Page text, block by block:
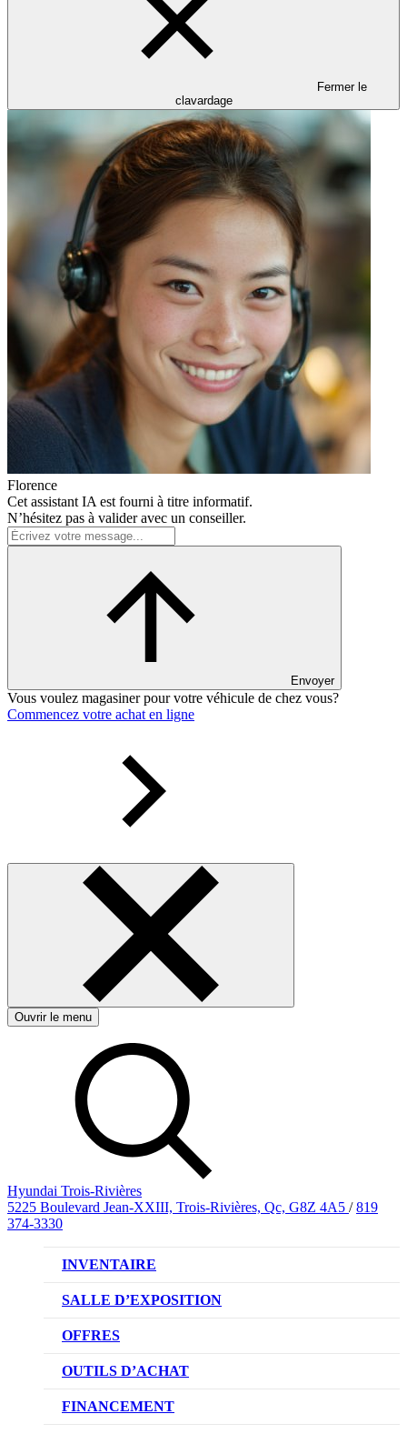
Fermer le
clavardage
Florence
Cet assistant IA est fourni à titre informatif.
N’hésitez pas à valider avec un conseiller.
Envoyer
Vous voulez magasiner pour votre véhicule de chez vous?
Commencez votre achat en ligne
Ouvrir le menu
Hyundai Trois-Rivières
5225 Boulevard Jean-XXIII, Trois-Rivières, Qc, G8Z 4A5 / 819
374-3330
INVENTAIRE
VÉHICULES NEUFS
VÉHICULES D’OCCASION
SALLE D’EXPOSITION
OFFRES
OFFRE DE VÉHICULES NEUFS
OFFRES DU CONCESSIONNAIRE
OUTILS D’ACHAT
CL!QUEZ ET ACHETEZ HYUNDAI
FINANCEMENT